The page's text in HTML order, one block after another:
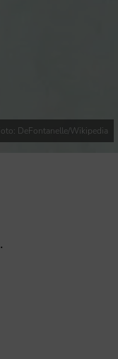
DeFontanelle/Wikipedia